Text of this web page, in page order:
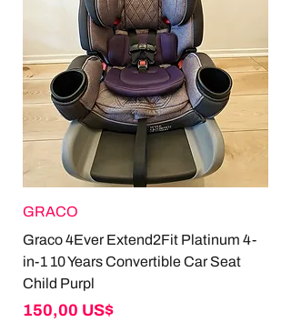
GRACO
Graco 4Ever Extend2Fit Platinum 4-
in-1 10 Years Convertible Car Seat
Child Purpl
Giá
150,00 US$